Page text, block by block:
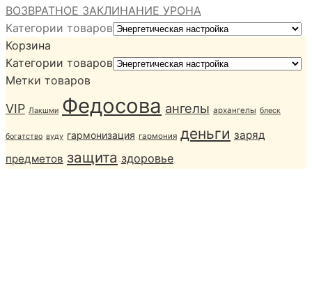
ВОЗВРАТНОЕ ЗАКЛИНАНИЕ УРОНА
Категории товаров
Корзина
Категории товаров
Метки товаров
VIP Лакшми Федосова ангелы архангелы блеск
богатство вуду гармонизация гармония деньги заряд
предметов защита здоровье